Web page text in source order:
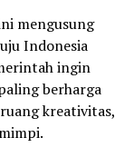
mengusung
Indonesia
ingin
berharga
kreativitas,